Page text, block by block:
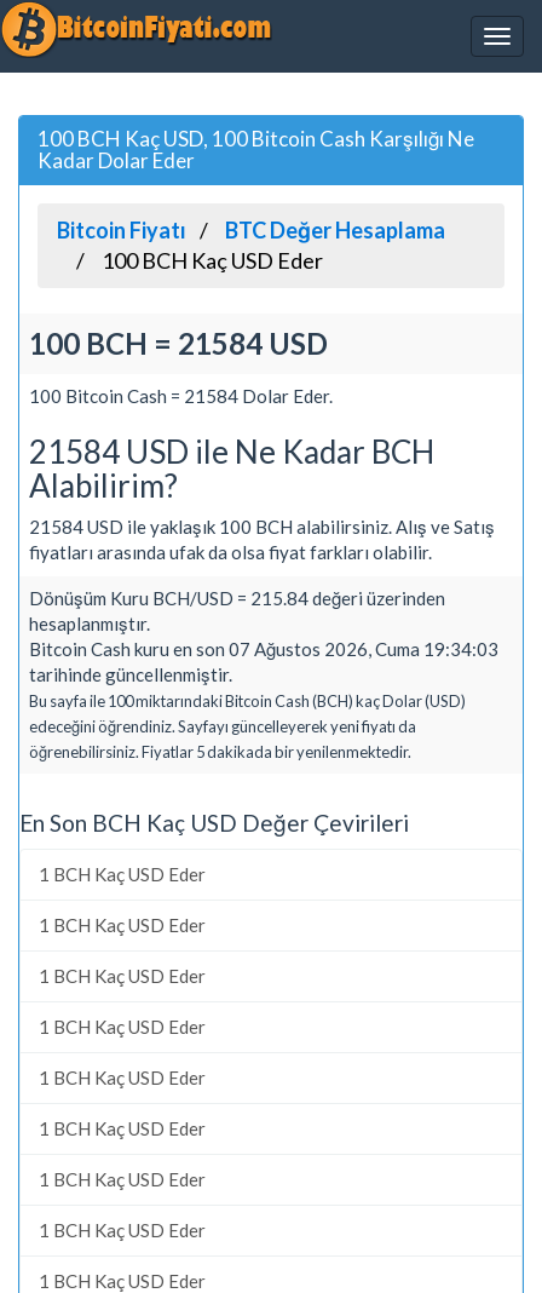
100 BCH Kaç USD, 100 Bitcoin Cash Karşılığı Ne
Kadar Dolar Eder
Bitcoin Fiyatı
BTC Değer Hesaplama
100 BCH Kaç USD Eder
100 BCH = 21584 USD
100 Bitcoin Cash = 21584 Dolar Eder.
21584 USD ile Ne Kadar BCH
Alabilirim?
21584 USD ile yaklaşık 100 BCH alabilirsiniz. Alış ve Satış
fiyatları arasında ufak da olsa fiyat farkları olabilir.
Dönüşüm Kuru BCH/USD = 215.84 değeri üzerinden
hesaplanmıştır.
Bitcoin Cash kuru en son 07 Ağustos 2026, Cuma 19:34:03
tarihinde güncellenmiştir.
Bu sayfa ile 100 miktarındaki Bitcoin Cash (BCH) kaç Dolar (USD)
edeceğini öğrendiniz. Sayfayı güncelleyerek yeni fiyatı da
öğrenebilirsiniz. Fiyatlar 5 dakikada bir yenilenmektedir.
En Son BCH Kaç USD Değer Çevirileri
1 BCH Kaç USD Eder
1 BCH Kaç USD Eder
1 BCH Kaç USD Eder
1 BCH Kaç USD Eder
1 BCH Kaç USD Eder
1 BCH Kaç USD Eder
1 BCH Kaç USD Eder
1 BCH Kaç USD Eder
1 BCH Kaç USD Eder